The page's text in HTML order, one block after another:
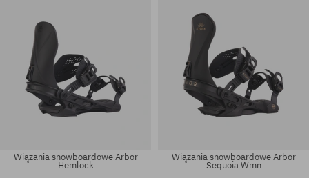
Wiązania snowboardowe Arbor
Hemlock
Wiązania snowboardowe Arbor
Sequoia Wmn